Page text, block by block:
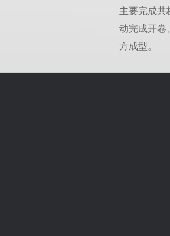
主要完成共
动完成开卷
方成型。